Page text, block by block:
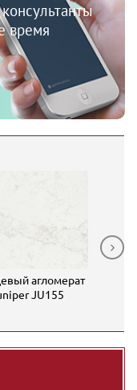
время
агломерат
JU155